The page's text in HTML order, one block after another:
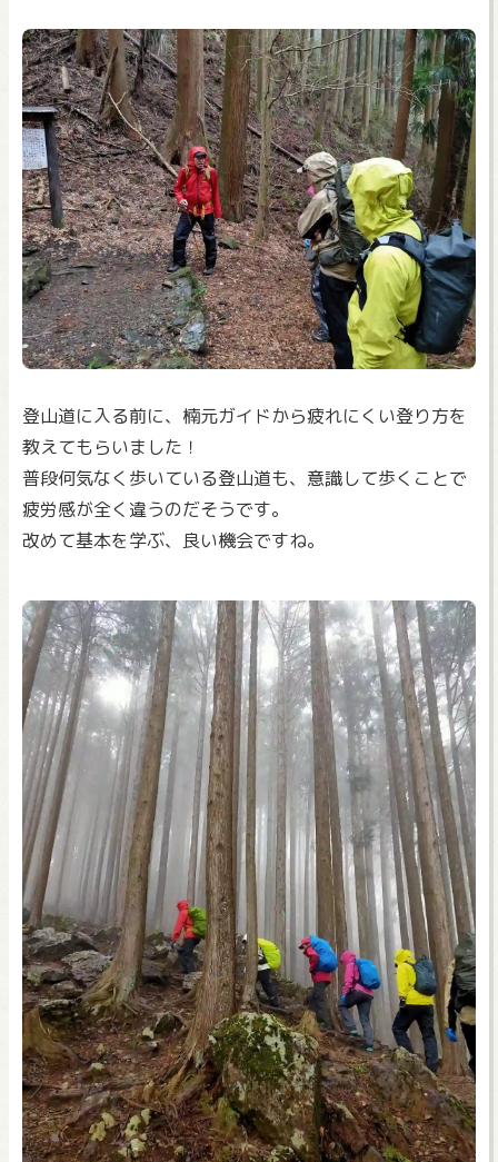
登山道に入る前に、楠元ガイドから疲れにくい登り方を
教えてもらいました！
普段何気なく歩いている登山道も、意識して歩くことで
疲労感が全く違うのだそうです。
改めて基本を学ぶ、良い機会ですね。